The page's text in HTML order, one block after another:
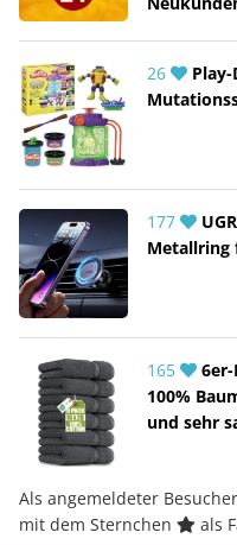
26
177
Metallring
165
100%
und sehr
Als angemeldeter
mit dem Sternchen
als